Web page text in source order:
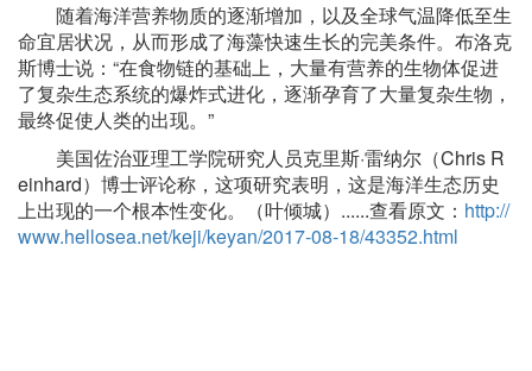
随着海洋营养物质的逐渐增加，以及全球气温降低至生
命宜居状况，从而形成了海藻快速生长的完美条件。布洛克
斯博士说：“在食物链的基础上，大量有营养的生物体促进
了复杂生态系统的爆炸式进化，逐渐孕育了大量复杂生物，
最终促使人类的出现。”
美国佐治亚理工学院研究人员克里斯·雷纳尔（Chris R
einhard）博士评论称，这项研究表明，这是海洋生态历史
上出现的一个根本性变化。（叶倾城）......查看原文： http://
www.hellosea.net/keji/keyan/2017-08-18/43352.html